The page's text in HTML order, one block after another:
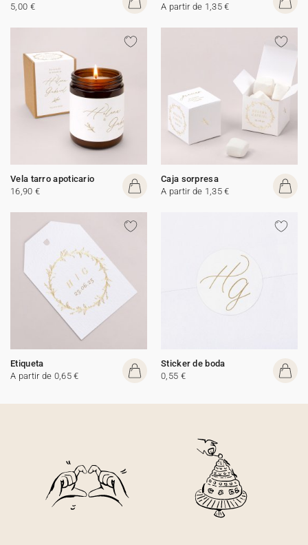
5,00 €
A partir de 1,35 €
Vela tarro apoticario
16,90 €
Caja sorpresa
A partir de 1,35 €
Etiqueta
A partir de 0,65 €
Sticker de boda
0,55 €